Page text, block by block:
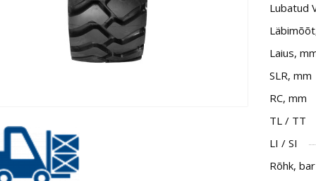
Lubatud
Laius,
SLR, mm
RC, mm
TL / TT
LI / SI
Rõhk, bar